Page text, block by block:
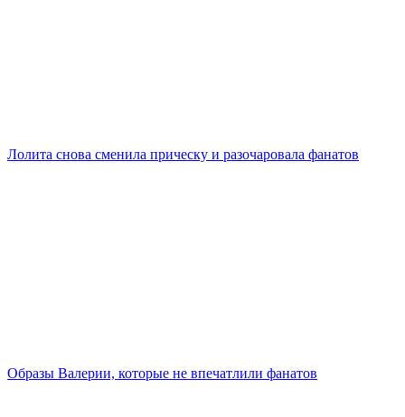
Лолита снова сменила прическу и разочаровала фанатов
Образы Валерии, которые не впечатлили фанатов